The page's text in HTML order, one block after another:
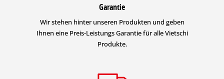
Garantie
Wir stehen hinter unseren Produkten und geben
Ihnen eine Preis-Leistungs Garantie für alle Vietschi
Produkte.